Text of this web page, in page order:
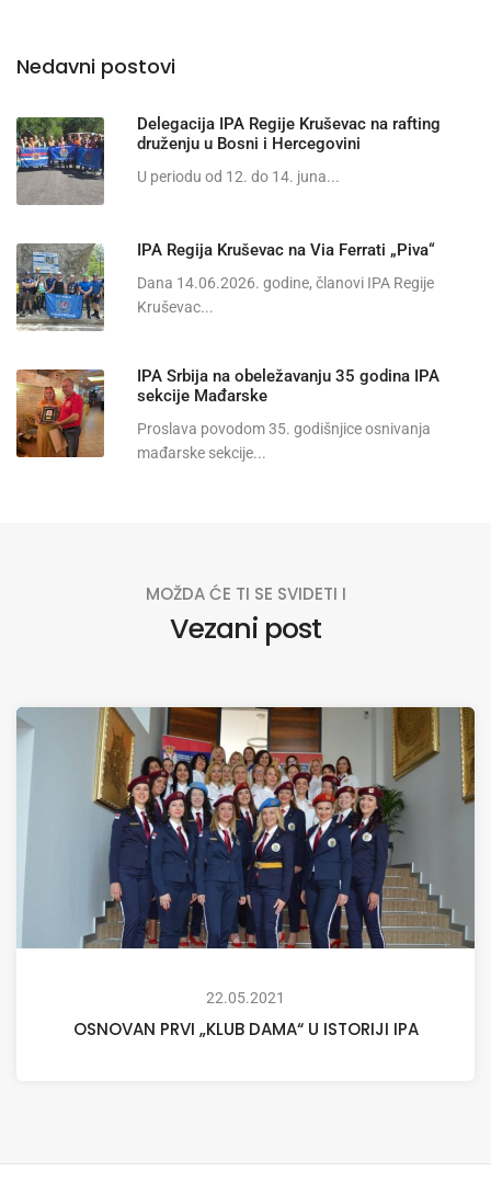
Nedavni postovi
Delegacija IPA Regije Kruševac na rafting
druženju u Bosni i Hercegovini
U periodu od 12. do 14. juna...
IPA Regija Kruševac na Via Ferrati „Piva“
Dana 14.06.2026. godine, članovi IPA Regije
Kruševac...
IPA Srbija na obeležavanju 35 godina IPA
sekcije Mađarske
Proslava povodom 35. godišnjice osnivanja
mađarske sekcije...
MOŽDA ĆE TI SE SVIDETI I
Vezani post
22.05.2021
OSNOVAN PRVI „KLUB DAMA“ U ISTORIJI IPA